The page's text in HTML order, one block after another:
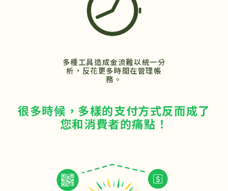
多種工具造成金流難以統一分
析，反花更多時間在管理帳
務。
很多時候，多樣的支付方式反而成了
您和消費者的痛點！